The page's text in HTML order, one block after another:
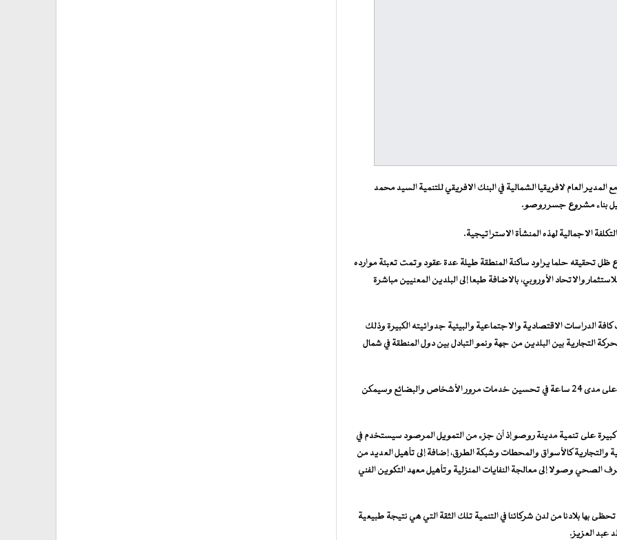
المدير العام لافريقيا الشمالية في البنك الافريقي للتنمية السيد محمد
بناء مشروع جسر روصو.
ظل تحقيقه حلما يراود ساكنة المنطقة طيلة عدة عقود وتمت تعبئة موارده
والاتحاد الأوروبي، بالاضافة طبعا إلى البلدين المعنيين مباشرة
الدراسات الاقتصادية والاجتماعية والبيئية جدوائيته الكبيرة وذلك
التجارية بين البلدين من جهة ونمو التبادل بين دول المنطقة في شمال
وقال الوزير إن هذا الجسر سيساعد من خلال توفير خدمة العبور على مدى 24 ساعة في تحسين خدمات مرور الأشخاص والبضائع وسيمكن
كبيرة على تنمية مدينة روصو إذ أن جزء من التمويل المرصود سيستخدم في
كالأسواق والمحطات وشبكة الطرق، إضافة إلى تأهيل العديد من
وصولا إلى معالجة النفايات المنزلية وتأهيل معهد التكوين الفني
بها بلادنا من لدن شركائنا في التنمية تلك الثقة التي هي نتيجة طبيعية
عبد العزيز.